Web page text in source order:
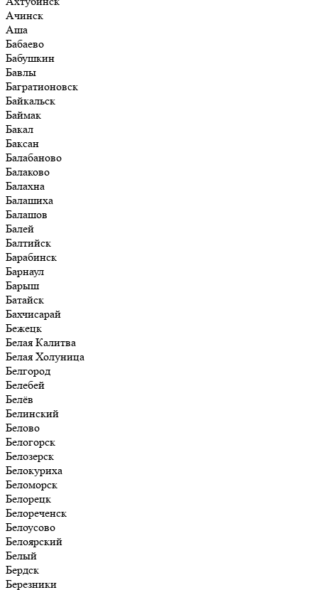
Ачинск
Аша
Бабаево
Бабушкин
Бавлы
Багратионовск
Байкальск
Баймак
Бакал
Баксан
Балабаново
Балаково
Балахна
Балашиха
Балашов
Балей
Балтийск
Барабинск
Барнаул
Барыш
Батайск
Бахчисарай
Бежецк
Белая Калитва
Белая Холуница
Белгород
Белебей
Белёв
Белинский
Белово
Белогорск
Белозерск
Белокуриха
Беломорск
Белорецк
Белореченск
Белоусово
Белоярский
Белый
Бердск
Березники